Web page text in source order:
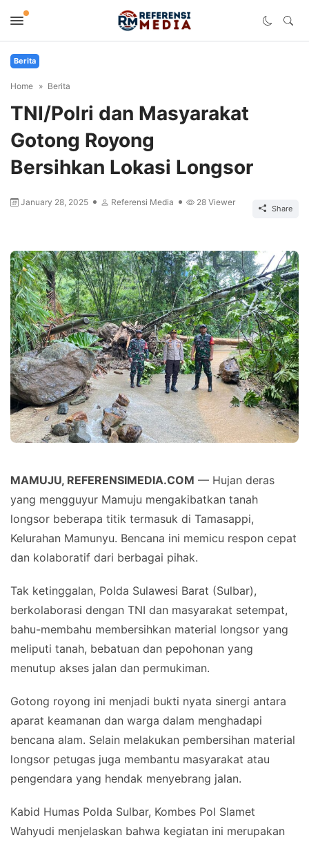
Berita
Home Berita
TNI/Polri dan Masyarakat
Gotong Royong
Bersihkan Lokasi Longsor
January 28, 2025 Referensi Media 28 Viewer
Share
MAMUJU, REFERENSIMEDIA.COM — Hujan deras
yang mengguyur Mamuju mengakibatkan tanah
longsor beberapa titik termasuk di Tamasappi,
Kelurahan Mamunyu. Bencana ini memicu respon cepat
dan kolaboratif dari berbagai pihak.
Tak ketinggalan, Polda Sulawesi Barat (Sulbar),
berkolaborasi dengan TNI dan masyarakat setempat,
bahu-membahu membersihkan material longsor yang
meliputi tanah, bebatuan dan pepohonan yang
menutup akses jalan dan permukiman.
Gotong royong ini menjadi bukti nyata sinergi antara
aparat keamanan dan warga dalam menghadapi
bencana alam. Selain melakukan pembersihan material
longsor petugas juga membantu masyarakat atau
pengendara yang hendak menyebrang jalan.
Kabid Humas Polda Sulbar, Kombes Pol Slamet
Wahyudi menjelaskan bahwa kegiatan ini merupakan